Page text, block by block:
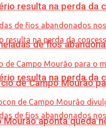
resulta na perda da
resulta na perda da
de fios
de Campo Mourão
Mourão aponta queda